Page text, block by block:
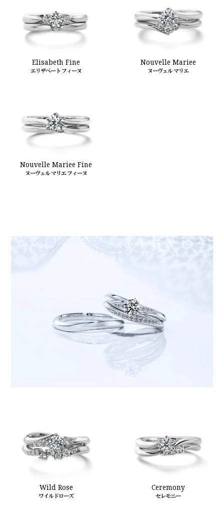
Elisabeth Fine
エリザベート フィーヌ
Nouvelle Mariee
ヌーヴェル マリエ
Nouvelle Mariee Fine
ヌーヴェル マリエ フィーヌ
Wild Rose
ワイルドローズ
Ceremony
セレモニー